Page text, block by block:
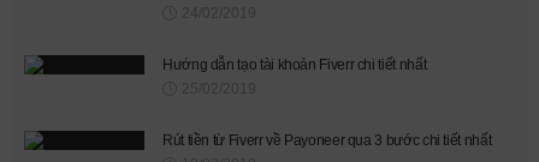
24/02/2019
Hướng dẫn tạo tài khoản Fiverr chi tiết nhất
25/02/2019
Rút tiền từ Fiverr về Payoneer qua 3 bước chi tiết nhất